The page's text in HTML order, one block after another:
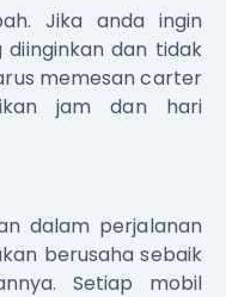
Jika anda ingin
dan tidak
memesan carter
jam dan hari
dalam perjalanan
berusaha sebaik
Setiap mobil